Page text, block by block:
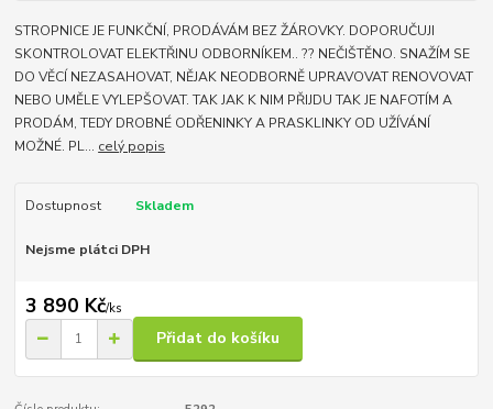
STROPNICE JE FUNKČNÍ, PRODÁVÁM BEZ ŽÁROVKY. DOPORUČUJI
SKONTROLOVAT ELEKTŘINU ODBORNÍKEM.. ?? NEČIŠTĚNO. SNAŽÍM SE
DO VĚCÍ NEZASAHOVAT, NĚJAK NEODBORNĚ UPRAVOVAT RENOVOVAT
NEBO UMĚLE VYLEPŠOVAT. TAK JAK K NIM PŘIJDU TAK JE NAFOTÍM A
PRODÁM, TEDY DROBNÉ ODŘENINKY A PRASKLINKY OD UŽÍVÁNÍ
MOŽNÉ. PL... celý popis
Dostupnost Skladem
Nejsme plátci DPH
3 890 Kč/ks
Přidat do košíku